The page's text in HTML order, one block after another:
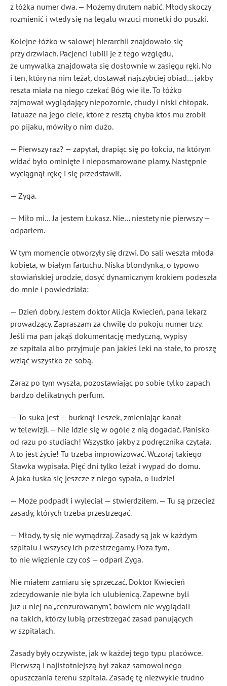
z łóżka numer dwa. — Możemy drutem nabić. Młody skoczy
rozmienić i wtedy się na legalu wrzuci monetki do puszki.
Kolejne łóżko w salowej hierarchii znajdowało się
przy drzwiach. Pacjenci lubili je z tego względu,
że umywalka znajdowała się dosłownie w zasięgu ręki. No
i ten, który na nim leżał, dostawał najszybciej obiad… jakby
reszta miała na niego czekać Bóg wie ile. To łóżko
zajmował wyglądający niepozornie, chudy i niski chłopak.
Tatuaże na jego ciele, które z resztą chyba ktoś mu zrobił
po pijaku, mówiły o nim dużo.
— Pierwszy raz? — zapytał, drapiąc się po łokciu, na którym
widać było ominięte i nieposmarowane plamy. Następnie
wyciągnął rękę i się przedstawił.
— Zyga.
— Miło mi… Ja jestem Łukasz. Nie… niestety nie pierwszy —
odparłem.
W tym momencie otworzyły się drzwi. Do sali weszła młoda
kobieta, w białym fartuchu. Niska blondynka, o typowo
słowiańskiej urodzie, dosyć dynamicznym krokiem podeszła
do mnie i powiedziała:
— Dzień dobry. Jestem doktor Alicja Kwiecień, pana lekarz
prowadzący. Zapraszam za chwilę do pokoju numer trzy.
Jeśli ma pan jakąś dokumentację medyczną, wypisy
ze szpitala albo przyjmuje pan jakieś leki na stałe, to proszę
wziąć wszystko ze sobą.
Zaraz po tym wyszła, pozostawiając po sobie tylko zapach
bardzo delikatnych perfum.
— To suka jest — burknął Leszek, zmieniając kanał
w telewizji. — Nie idzie się w ogóle z nią dogadać. Panisko
od razu po studiach! Wszystko jakby z podręcznika czytała.
A to jest życie! Tu trzeba improwizować. Wczoraj takiego
Sławka wypisała. Pięć dni tylko leżał i wypad do domu.
A jaka łuska się jeszcze z niego sypała, o ludzie!
— Może podpadł i wyleciał — stwierdziłem. — Tu są przecież
zasady, których trzeba przestrzegać.
— Młody, ty się nie wymądrzaj. Zasady są jak w każdym
szpitalu i wszyscy ich przestrzegamy. Poza tym,
to nie więzienie czy coś — odparł Zyga.
Nie miałem zamiaru się sprzeczać. Doktor Kwiecień
zdecydowanie nie była ich ulubienicą. Zapewne byli
już u niej na „cenzurowanym”, bowiem nie wyglądali
na takich, którzy lubią przestrzegać zasad panujących
w szpitalach.
Zasady były oczywiste, jak w każdej tego typu placówce.
Pierwszą i najistotniejszą był zakaz samowolnego
opuszczania terenu szpitala. Zasadę tę niezwykle trudno